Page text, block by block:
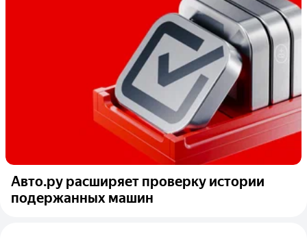
Авто.ру расширяет проверку истории
подержанных машин